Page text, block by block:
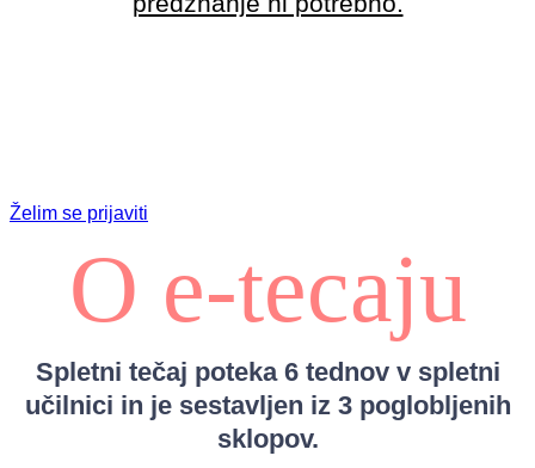
Želim se prijaviti
O e-tecaju
Spletni tečaj poteka 6 tednov v spletni
učilnici in je sestavljen iz 3 poglobljenih
sklopov.